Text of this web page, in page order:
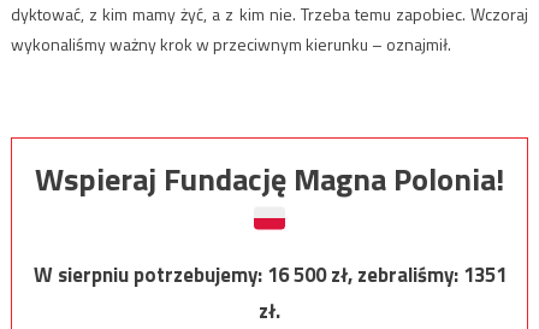
dyktować, z kim mamy żyć, a z kim nie. Trzeba temu zapobiec. Wczoraj
wykonaliśmy ważny krok w przeciwnym kierunku – oznajmił.
Wspieraj Fundację Magna Polonia!
W sierpniu potrzebujemy:16 500zł, zebraliśmy:1351
zł.